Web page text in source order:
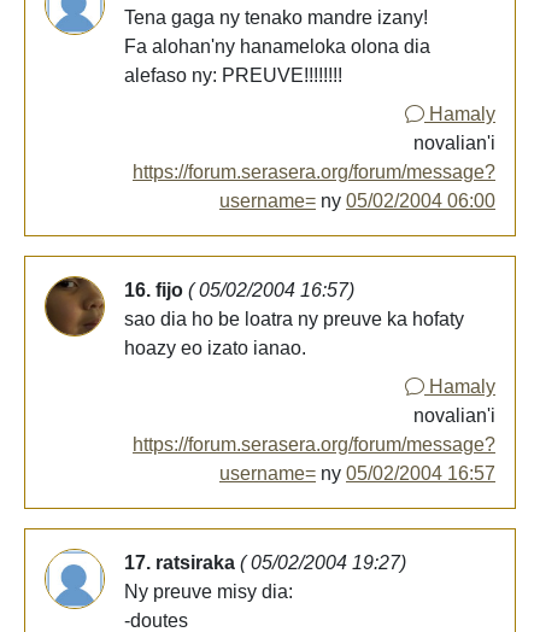
Tena gaga ny tenako mandre izany!
Fa alohan'ny hanameloka olona dia
alefaso ny: PREUVE!!!!!!!!
Hamaly
novalian'i
https://forum.serasera.org/forum/message?
username= ny 05/02/2004 06:00
16. fijo ( 05/02/2004 16:57)
sao dia ho be loatra ny preuve ka hofaty
hoazy eo izato ianao.
Hamaly
novalian'i
https://forum.serasera.org/forum/message?
username= ny 05/02/2004 16:57
17. ratsiraka ( 05/02/2004 19:27)
Ny preuve misy dia:
-doutes